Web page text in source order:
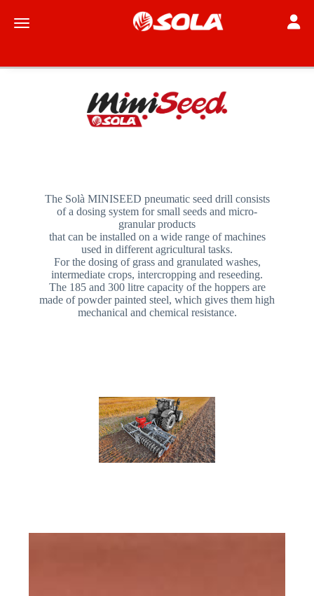
Toggle navigation
The Solà MINISEED pneumatic seed drill consists
of a dosing system for small seeds and micro-
granular products
that can be installed on a wide range of machines
used in different agricultural tasks.
For the dosing of grass and granulated washes,
intermediate crops, intercropping and reseeding.
The 185 and 300 litre capacity of the hoppers are
made of powder painted steel, which gives them high
mechanical and chemical resistance.